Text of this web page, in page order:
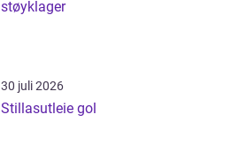
støyklager
30 juli 2026
Stillasutleie gol